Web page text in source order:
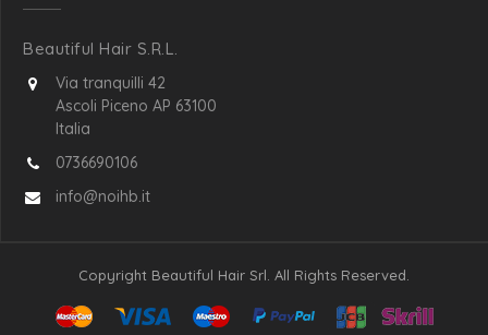
Beautiful Hair S.R.L.
Via tranquilli 42
Ascoli Piceno AP 63100
Italia
0736690106
info@noihb.it
Copyright Beautiful Hair Srl. All Rights Reserved.